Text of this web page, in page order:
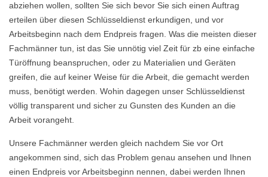
abziehen wollen, sollten Sie sich bevor Sie sich einen Auftrag
erteilen über diesen Schlüsseldienst erkundigen, und vor
Arbeitsbeginn nach dem Endpreis fragen. Was die meisten dieser
Fachmänner tun, ist das Sie unnötig viel Zeit für zb eine einfache
Türöffnung beanspruchen, oder zu Materialien und Geräten
greifen, die auf keiner Weise für die Arbeit, die gemacht werden
muss, benötigt werden. Wohin dagegen unser Schlüsseldienst
völlig transparent und sicher zu Gunsten des Kunden an die
Arbeit vorangeht.
Unsere Fachmänner werden gleich nachdem Sie vor Ort
angekommen sind, sich das Problem genau ansehen und Ihnen
einen Endpreis vor Arbeitsbeginn nennen, dabei werden Ihnen